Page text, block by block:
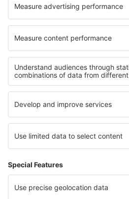
Cariere
Termeni şi condiţii
Rezervările mele
Politica de Confidențialitate
Politică cookie
Asistenţă şi contact
Țări